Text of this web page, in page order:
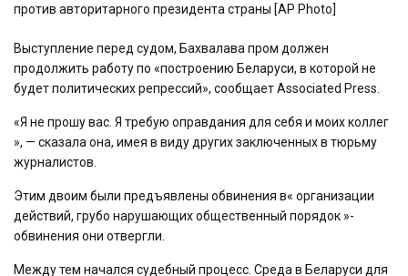
против авторитарного президента страны [AP Photo]
Выступление перед судом, Бахвалава пром должен
продолжить работу по «построению Беларуси, в которой не
будет политических репрессий», сообщает Associated Press.
«Я не прошу вас. Я требую оправдания для себя и моих коллег
», — сказала она, имея в виду других заключенных в тюрьму
журналистов.
Этим двоим были предъявлены обвинения в« организации
действий, грубо нарушающих общественный порядок »-
обвинения они отвергли.
Между тем начался судебный процесс. Среда в Беларуси для